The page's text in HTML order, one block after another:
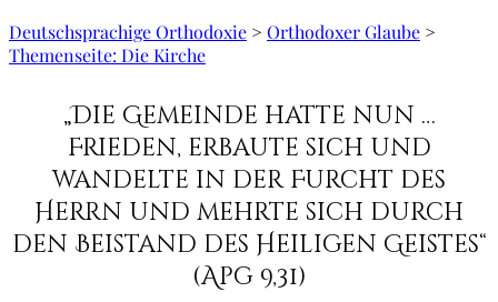
Deutschsprachige Orthodoxie > Orthodoxer Glaube >
Themenseite: Die Kirche
„Die Gemeinde hatte nun …
Frieden, erbaute sich und
wandelte in der Furcht des
Herrn und mehrte sich durch
den Beistand des Heiligen Geistes“
(Apg 9,31)